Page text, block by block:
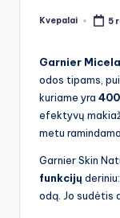
Posted
Kvepalai 5
Garnier
odos tipams,
kuriame yra
efektyvų
metu
Garnier Skin
funkcijų
odą. Jo sudėtis